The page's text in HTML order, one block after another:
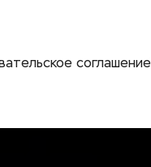
соглашение